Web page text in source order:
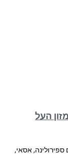
העל
אסאי,